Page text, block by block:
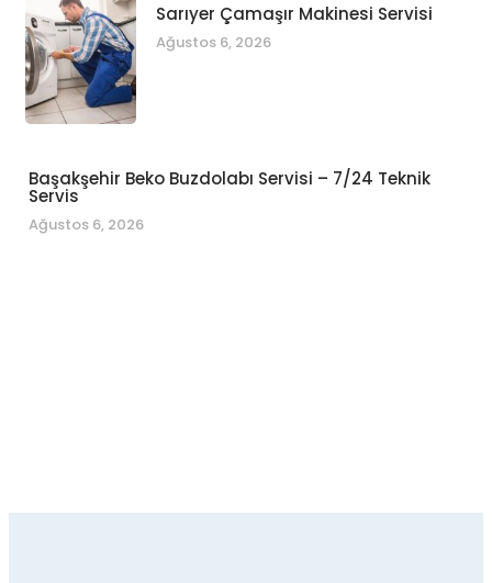
Sarıyer Çamaşır Makinesi Servisi
Ağustos 6, 2026
Başakşehir Beko Buzdolabı Servisi – 7/24 Teknik
Servis
Ağustos 6, 2026